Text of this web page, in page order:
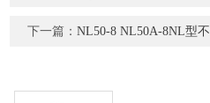
下一篇：NL50-8 NL50A-8NL型